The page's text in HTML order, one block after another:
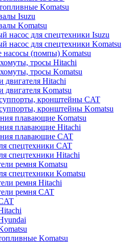
Komatsu
Isuzu
Komatsu
насос для спецтехники Isuzu
насос для спецтехники Komatsu
насосы (помпы) Komatsu
тросы Hitachi
тросы Komatsu
двигателя Hitachi
Komatsu
кронштейны CAT
кронштейны Komatsu
плавающие Komatsu
плавающие Hitachi
плавающие CAT
спецтехники CAT
спецтехники Hitachi
ремня Komatsu
спецтехники Komatsu
ремня Hitachi
ремня CAT
Komatsu